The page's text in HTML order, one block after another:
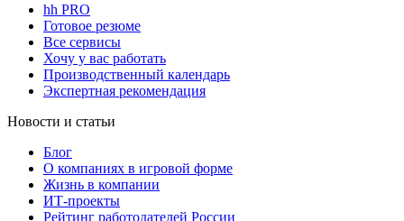
hh PRO
Готовое резюме
Все сервисы
Хочу у вас работать
Производственный календарь
Экспертная рекомендация
Новости и статьи
Блог
О компаниях в игровой форме
Жизнь в компании
ИТ-проекты
Рейтинг работодателей России